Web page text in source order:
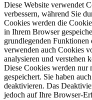
Diese Website verwendet
verbessern, während Sie
Cookies werden die
in Ihrem Browser
grundlegenden
verwenden auch Cookies
analysieren und verstehen
Diese Cookies werden
gespeichert. Sie haben
deaktivieren. Das
jedoch auf Ihre Browser-